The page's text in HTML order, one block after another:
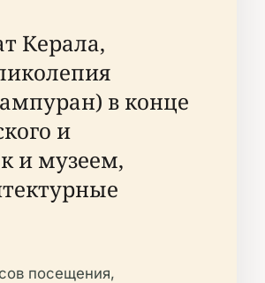
Керала,
в конце
и
и музеем,
посещения,